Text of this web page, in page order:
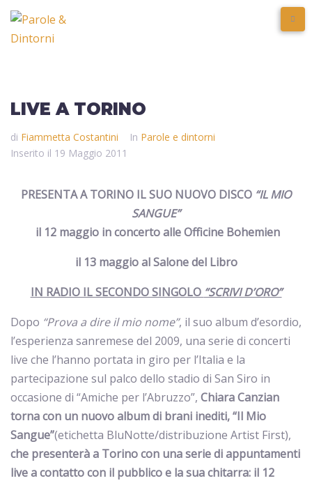
LIVE A TORINO
di Fiammetta Costantini In Parole e dintorni
Inserito il 19 Maggio 2011
PRESENTA A TORINO IL SUO NUOVO DISCO “IL MIO
SANGUE”
il 12 maggio in concerto alle Officine Bohemien
il 13 maggio al Salone del Libro
IN RADIO IL SECONDO SINGOLO “SCRIVI D’ORO”
Dopo “Prova a dire il mio nome”, il suo album d’esordio,
l’esperienza sanremese del 2009, una serie di concerti
live che l’hanno portata in giro per l’Italia e la
partecipazione sul palco dello stadio di San Siro in
occasione di “Amiche per l’Abruzzo”, Chiara Canzian
torna con un nuovo album di brani inediti, “Il Mio
Sangue”(etichetta BluNotte/distribuzione Artist First),
che presenterà a Torino con una serie di appuntamenti
livea contatto con il pubblico e la sua chitarra: il 12